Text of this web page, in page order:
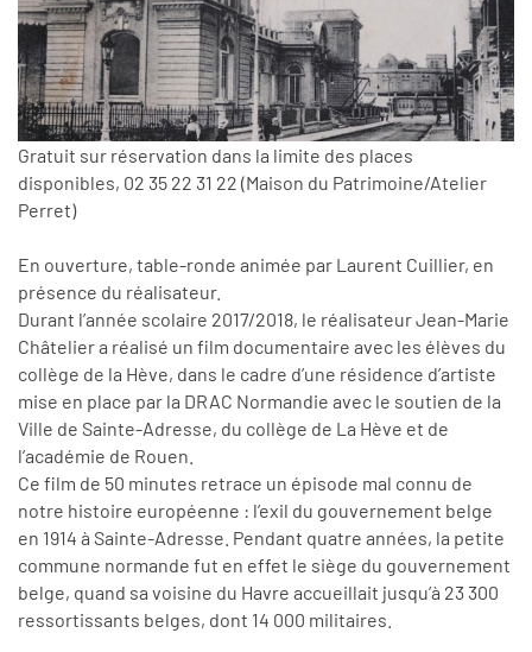
Gratuit sur réservation dans la limite des places
disponibles, 02 35 22 31 22 (Maison du Patrimoine/Atelier
Perret)
En ouverture, table-ronde animée par Laurent Cuillier, en
présence du réalisateur.
Durant l’année scolaire 2017/2018, le réalisateur Jean-Marie
Châtelier a réalisé un film documentaire avec les élèves du
collège de la Hève, dans le cadre d’une résidence d’artiste
mise en place par la DRAC Normandie avec le soutien de la
Ville de Sainte-Adresse, du collège de La Hève et de
l’académie de Rouen.
Ce film de 50 minutes retrace un épisode mal connu de
notre histoire européenne : l’exil du gouvernement belge
en 1914 à Sainte-Adresse. Pendant quatre années, la petite
commune normande fut en effet le siège du gouvernement
belge, quand sa voisine du Havre accueillait jusqu’à 23 300
ressortissants belges, dont 14 000 militaires.